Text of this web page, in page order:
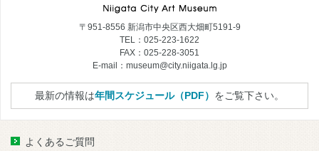
〒951-8556 新潟市中央区西大畑町5191-9
TEL：025-223-1622
FAX：025-228-3051
E-mail：museum@city.niigata.lg.jp
最新の情報は年間スケジュール（PDF） をご覧下さい。
よくあるご質問